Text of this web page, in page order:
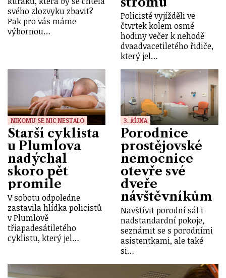
svého zlozvyku zbavit?
Pak pro vás máme
výbornou…
Policisté vyjížděli ve
čtvrtek kolem osmé
hodiny večer k nehodě
dvaadvacetiletého řidiče,
který jel…
NIKOMU SE NIC NESTALO
Starší cyklista
u Plumlova
nadýchal
skoro pět
promile
V sobotu odpoledne
zastavila hlídka policistů
v Plumlově
třiapadesátiletého
cyklistu, který jel…
3. ŘÍJNA
Porodnice
prostějovské
nemocnice
otevře své
dveře
návštěvníkům
Navštívit porodní sál i
nadstandardní pokoje,
seznámit se s porodními
asistentkami, ale také
si…